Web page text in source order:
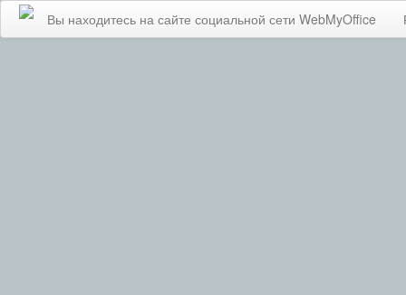
Вы находитесь на сайте социальной сети WebMyOffice